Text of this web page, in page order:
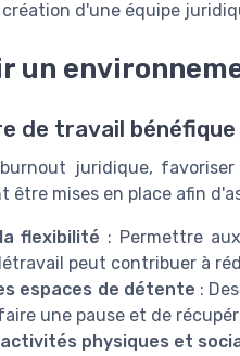
d'une équipe
un
de travail
juridique,
être mises en place afin
flexibilité : Permettre
peut contribuer à
espaces de détente :
une pause et de
physiques et